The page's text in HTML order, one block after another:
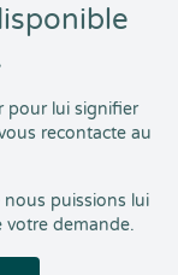
pour lui signifier
recontacte au
puissions lui
demande.